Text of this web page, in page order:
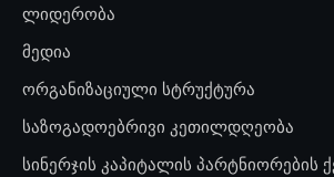
ლიდერობა
მედია
ორგანიზაციული სტრუქტურა
საზოგადოებრივი კეთილდღეობა
სინერჯის კაპიტალის პარტნიორების